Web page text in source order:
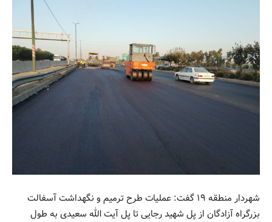
شهردار منطقه ۱۹ گفت: عملیات طرح ترمیم و نگهداشت آسفالت
بزرگراه آزادگان از پل شهید رجایی تا پل آیت الله سعیدی به طول